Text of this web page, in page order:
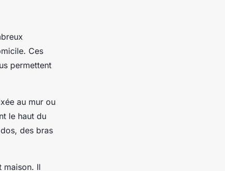
Ces
permettent
au mur ou
le haut du
des bras
maison. Il